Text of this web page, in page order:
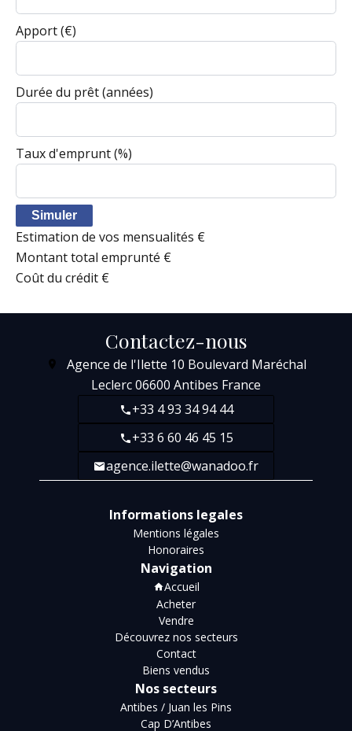
Apport(€)
Durée du prêt(années)
Taux d'emprunt(%)
Simuler
Estimation de vos mensualités €
Montant total emprunté €
Coût du crédit €
Contactez-nous
Agence de l'Ilette 10 Boulevard Maréchal
Leclerc06600 Antibes France
+33 4 93 34 94 44
+33 6 60 46 45 15
agence.ilette@wanadoo.fr
Informations legales
Mentions légales
Honoraires
Navigation
Accueil
Acheter
Vendre
Découvrez nos secteurs
Contact
Biens vendus
Nos secteurs
Antibes / Juan les Pins
Cap D’Antibes